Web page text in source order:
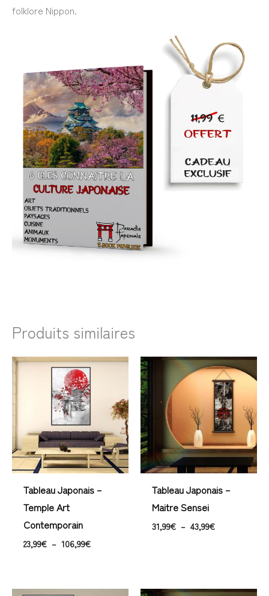
folklore Nippon.
Produits similaires
Tableau Japonais –
Temple Art
Contemporain
23,99€ – 106,99€
Plage
23,99€
106,99€
Tableau Japonais –
Maitre Sensei
31,99€ – 43,99€
Plage
de
prix :
31,99€
à
43,99€